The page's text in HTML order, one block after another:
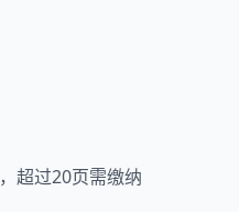
超过20页需缴纳